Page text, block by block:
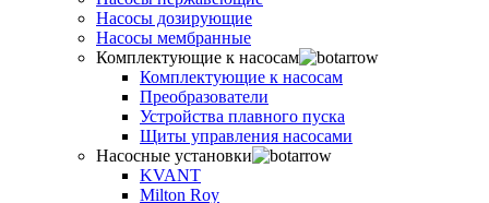
Насосы дозирующие
Насосы мембранные
Комплектующие к насосам
Комплектующие к насосам
Преобразователи
Устройства плавного пуска
Щиты управления насосами
Насосные установки
KVANT
Milton Roy